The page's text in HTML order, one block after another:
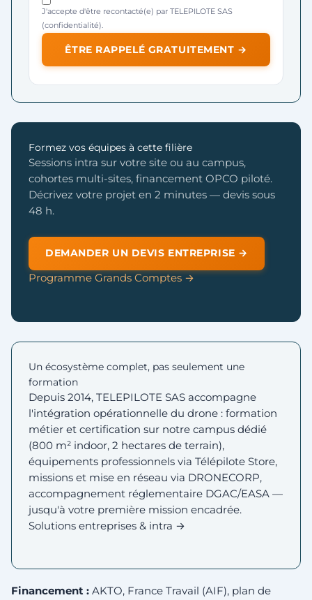
J'accepte d'être recontacté(e) par TELEPILOTE SAS
(confidentialité).
ÊTRE RAPPELÉ GRATUITEMENT →
Formez vos équipes à cette filière
Sessions intra sur votre site ou au campus,
cohortes multi-sites, financement OPCO piloté.
Décrivez votre projet en 2 minutes — devis sous
48 h.
DEMANDER UN DEVIS ENTREPRISE →
Programme Grands Comptes →
Un écosystème complet, pas seulement une
formation
Depuis 2014, TELEPILOTE SAS accompagne
l'intégration opérationnelle du drone : formation
métier et certification sur notre campus dédié
(800 m² indoor, 2 hectares de terrain),
équipements professionnels via Télépilote Store,
missions et mise en réseau via DRONECORP,
accompagnement réglementaire DGAC/EASA —
jusqu'à votre première mission encadrée.
Solutions entreprises & intra →
Financement : AKTO, France Travail (AIF), plan de